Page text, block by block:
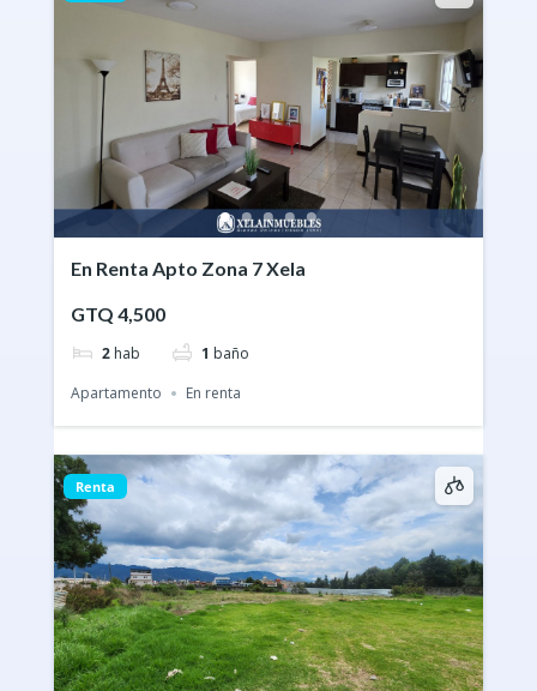
En Renta Apto Zona 7 Xela
GTQ 4,500
2 hab 1 baño
Apartamento
En renta
Renta